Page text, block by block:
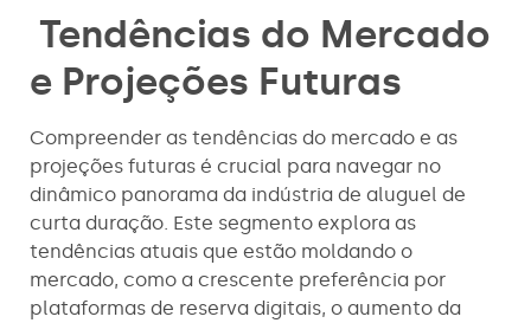
Tendências do Mercado
e Projeções Futuras
Compreender as tendências do mercado e as
projeções futuras é crucial para navegar no
dinâmico panorama da indústria de aluguel de
curta duração. Este segmento explora as
tendências atuais que estão moldando o
mercado, como a crescente preferência por
plataformas de reserva digitais, o aumento da